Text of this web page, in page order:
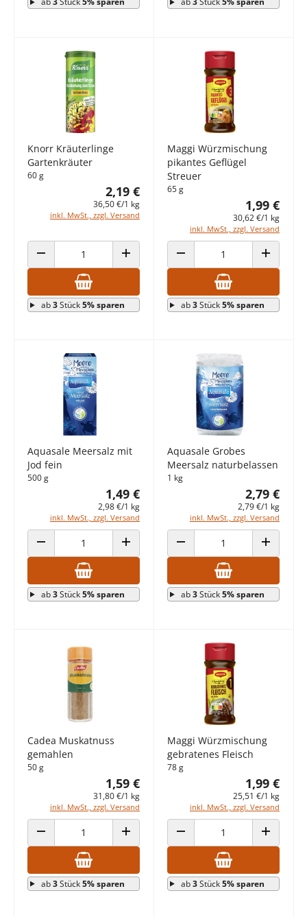
Knorr Kräuterlinge
Gartenkräuter
60 g
2,19 €
36,50 €/1 kg
inkl. MwSt., zzgl. Versand
ANZAHL VERRINGERN ANZAHL ERHÖHEN
ab3Stück5% sparen
Maggi Würzmischung
pikantes Geflügel
Streuer
65 g
1,99 €
30,62 €/1 kg
inkl. MwSt., zzgl. Versand
ANZAHL VERRINGERN ANZAHL
ab3Stück5% sparen
Aquasale Meersalz mit
Jod fein
500 g
1,49 €
2,98 €/1 kg
inkl. MwSt., zzgl. Versand
ANZAHL VERRINGERN ANZAHL ERHÖHEN
ab3Stück5% sparen
Aquasale Grobes
Meersalz naturbelassen
1 kg
2,79 €
2,79 €/1 kg
inkl. MwSt., zzgl. Versand
ANZAHL VERRINGERN ANZAHL
ab3Stück5% sparen
Cadea Muskatnuss
gemahlen
50 g
1,59 €
31,80 €/1 kg
inkl. MwSt., zzgl. Versand
ANZAHL VERRINGERN ANZAHL ERHÖHEN
ab3Stück5% sparen
Maggi Würzmischung
gebratenes Fleisch
78 g
1,99 €
25,51 €/1 kg
inkl. MwSt., zzgl. Versand
ANZAHL VERRINGERN ANZAHL
ab3Stück5% sparen